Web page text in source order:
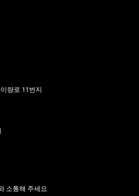
량로 11번지
소통해 주세요